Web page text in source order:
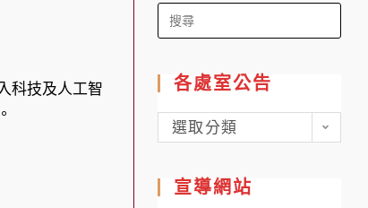
科技及人工智
Search
for:
各處室公告
各
處
公
選取分類
宣導網站